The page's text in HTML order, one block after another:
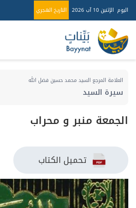
اليوم الإثنين 10 آب 2026 التاريخ الهجري
العلامة المرجع السيد محمد حسين فضل الله
سيرة السيد
الجمعة منبر و محراب
تحميل الكتاب